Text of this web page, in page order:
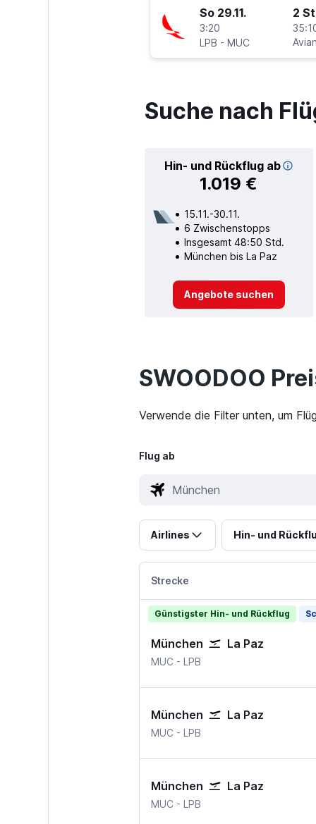
So 29.11.
3:20
LPB - MUC
2
Suche nach
Hin- und Rückflug ab
1.019 €
15.11.-30.11.
6 Zwischenstopps
Insgesamt 48:50 Std.
München bis La Paz
Angebote suchen
SWOODOO
Verwende die Filter unten, um
Flug ab
Airlines Hin- und
Strecke
Günstigster Hin- und Rückflug
München La Paz
MUC München–Franz Josef Strauß
- LPB
München La Paz
MUC München–Franz Josef Strauß
- LPB
München La Paz
MUC München–Franz Josef Strauß
- LPB